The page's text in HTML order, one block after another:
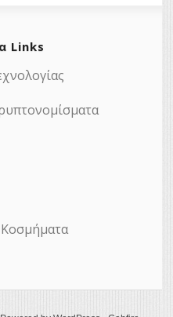
Links